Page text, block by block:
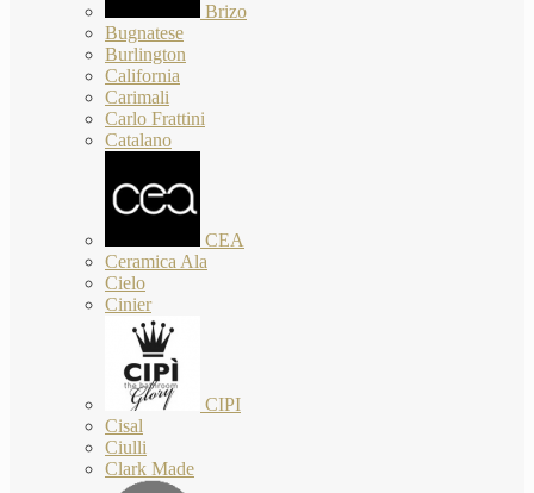
Brizo
Bugnatese
Burlington
California
Carimali
Carlo Frattini
Catalano
CEA
Ceramica Ala
Cielo
Cinier
CIPI
Cisal
Ciulli
Clark Made